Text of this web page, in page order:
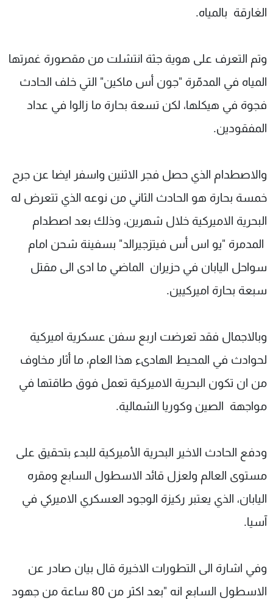
الغارقة بالمياه.
وتم التعرف على هوية جثة انتشلت من مقصورة غمرتها
المياه في المدمّرة "جون أس ماكين" التي خلف الحادث
فجوة في هيكلها، لكن تسعة بحارة ما زالوا في عداد
المفقودين.
والاصطدام الذي حصل فجر الاثنين واسفر ايضا عن جرح
خمسة بحارة هو الحادث الثاني من نوعه الذي تتعرض له
البحرية الاميركية خلال شهرين، وذلك بعد اصطدام
المدمرة "يو اس أس فيتزجيرالد" بسفينة شحن امام
سواحل اليابان في حزيران الماضي ما ادى الى مقتل
سبعة بحارة اميركيين.
وبالاجمال فقد تعرضت اربع سفن عسكرية اميركية
لحوادث في المحيط الهادىء هذا العام، ما أثار مخاوف
من ان تكون البحرية الاميركية تعمل فوق طاقتها في
مواجهة الصين وكوريا الشمالية.
ودفع الحادث الاخير البحرية الأميركية للبدء بتحقيق على
مستوى العالم ولعزل قائد الاسطول السابع ومقره
اليابان، الذي يعتبر ركيزة الوجود العسكري الاميركي في
آسيا.
وفي اشارة الى التطورات الاخيرة قال بيان صادر عن
الاسطول السابع انه "بعد اكثر من 80 ساعة من جهود